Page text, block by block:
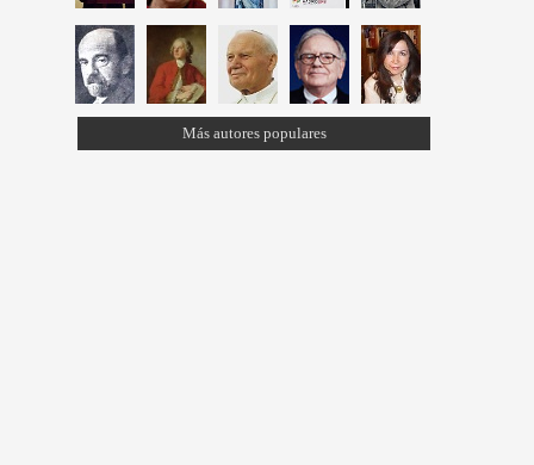
Más autores populares